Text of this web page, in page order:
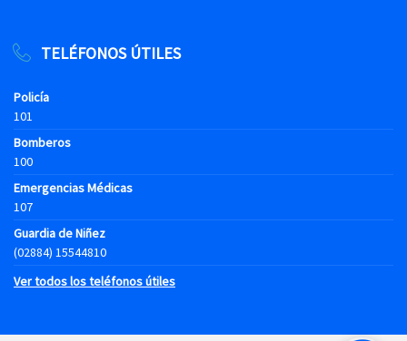
TELÉFONOS ÚTILES
Policía
101
Bomberos
100
Emergencias Médicas
107
Guardia de Niñez
(02884) 15544810
Ver todos los teléfonos útiles